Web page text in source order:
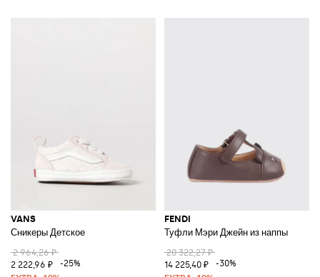
VANS
Сникеры Детское
2 964,26 ₽
2 222,96 ₽
-25%
FENDI
Туфли Мэри Джейн из наппы
20 322,27 ₽
14 225,40 ₽
-30%